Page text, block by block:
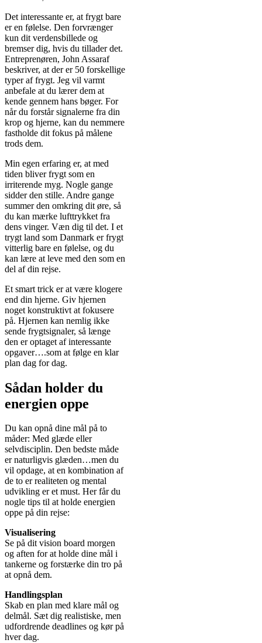
Det interessante er, at frygt bare
er en følelse. Den forvrænger
kun dit verdensbillede og
bremser dig, hvis du tillader det.
Entreprenøren, John Assaraf
beskriver, at der er 50 forskellige
typer af frygt. Jeg vil varmt
anbefale at du lærer dem at
kende gennem hans bøger. For
når du forstår signalerne fra din
krop og hjerne, kan du nemmere
fastholde dit fokus på målene
trods dem.
Min egen erfaring er, at med
tiden bliver frygt som en
irriterende myg. Nogle gange
sidder den stille. Andre gange
summer den omkring dit øre, så
du kan mærke lufttrykket fra
dens vinger. Væn dig til det. I et
trygt land som Danmark er frygt
vitterlig bare en følelse, og du
kan lære at leve med den som en
del af din rejse.
Et smart trick er at være klogere
end din hjerne. Giv hjernen
noget konstruktivt at fokusere
på. Hjernen kan nemlig ikke
sende frygtsignaler, så længe
den er optaget af interessante
opgaver….som at følge en klar
plan dag for dag.
Sådan holder du
energien oppe
Du kan opnå dine mål på to
måder: Med glæde eller
selvdisciplin. Den bedste måde
er naturligvis glæden…men du
vil opdage, at en kombination af
de to er realiteten og mental
udvikling er et must. Her får du
nogle tips til at holde energien
oppe på din rejse:
Visualisering
Se på dit vision board morgen
og aften for at holde dine mål i
tankerne og forstærke din tro på
at opnå dem.
Handlingsplan
Skab en plan med klare mål og
delmål. Sæt dig realistiske, men
udfordrende deadlines og kør på
hver dag.